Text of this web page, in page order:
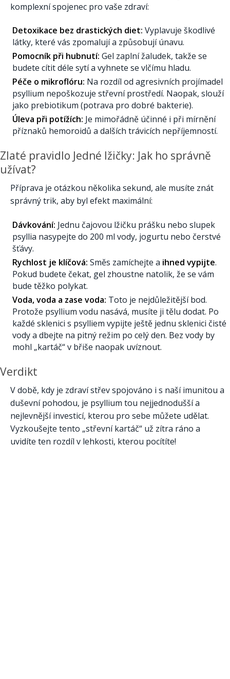
komplexní spojenec pro vaše zdraví:
Detoxikace bez drastických diet: Vyplavuje škodlivé
látky, které vás zpomalují a způsobují únavu.
Pomocník při hubnutí: Gel zaplní žaludek, takže se
budete cítit déle sytí a vyhnete se vlčímu hladu.
Péče o mikroflóru: Na rozdíl od agresivních projímadel
psyllium nepoškozuje střevní prostředí. Naopak, slouží
jako prebiotikum (potrava pro dobré bakterie).
Úleva při potížích: Je mimořádně účinné i při mírnění
příznaků hemoroidů a dalších trávicích nepříjemností.
Zlaté pravidlo Jedné lžičky: Jak ho správně
užívat?
Příprava je otázkou několika sekund, ale musíte znát
správný trik, aby byl efekt maximální:
Dávkování: Jednu čajovou lžičku prášku nebo slupek
psyllia nasypejte do 200 ml vody, jogurtu nebo čerstvé
šťávy.
Rychlost je klíčová: Směs zamíchejte a ihned vypijte.
Pokud budete čekat, gel zhoustne natolik, že se vám
bude těžko polykat.
Voda, voda a zase voda: Toto je nejdůležitější bod.
Protože psyllium vodu nasává, musíte ji tělu dodat. Po
každé sklenici s psylliem vypijte ještě jednu sklenici čisté
vody a dbejte na pitný režim po celý den. Bez vody by
mohl „kartáč“ v břiše naopak uvíznout.
Verdikt
V době, kdy je zdraví střev spojováno i s naší imunitou a
duševní pohodou, je psyllium tou nejjednodušší a
nejlevnější investicí, kterou pro sebe můžete udělat.
Vyzkoušejte tento „střevní kartáč“ už zítra ráno a
uvidíte ten rozdíl v lehkosti, kterou pocítíte!